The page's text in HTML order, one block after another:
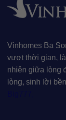
Vinhomes Ba
vượt thời gian,
nhiên giữa lòng
lòng, sinh lời